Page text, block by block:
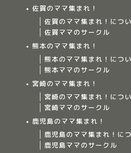
佐賀のママ集まれ！
佐賀のママ集まれ！につ
佐賀ママのサークル
熊本のママ集まれ！
熊本のママ集まれ！につ
熊本ママのサークル
宮崎のママ集まれ！
宮崎のママ集まれ！につ
宮崎ママのサークル
鹿児島のママ集まれ！
鹿児島のママ集まれ！に
鹿児島ママのサークル
ママ集ま
ママ集
九州の